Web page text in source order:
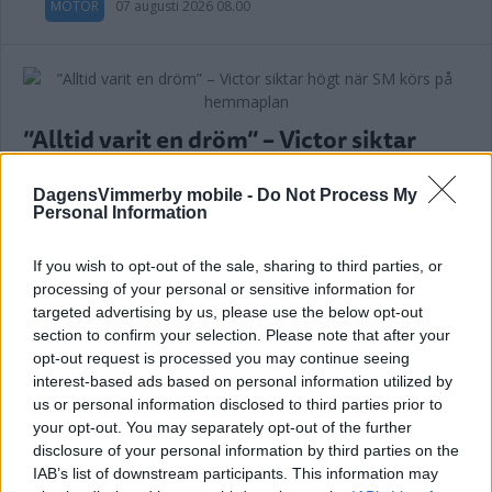
DagensVimmerby mobile - Do Not Process My
Personal Information
If you wish to opt-out of the sale, sharing to third parties, or
processing of your personal or sensitive information for
targeted advertising by us, please use the below opt-out
section to confirm your selection. Please note that after your
opt-out request is processed you may continue seeing
interest-based ads based on personal information utilized by
us or personal information disclosed to third parties prior to
your opt-out. You may separately opt-out of the further
disclosure of your personal information by third parties on the
IAB’s list of downstream participants. This information may
MOTOR 07 augusti 2026 08.00
”Alltid varit en dröm” – Victor siktar
MOTOR 06 augusti 2026 17.00
Annons:
Fredrik och Thomas byter enduro-
chefandet mot rallydepån
MOTOR 06 augusti 2026 15.30